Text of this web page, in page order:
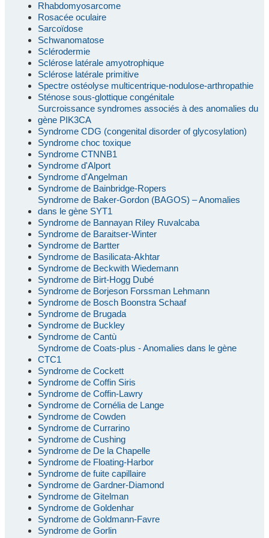
Rhabdomyosarcome
Rosacée oculaire
Sarcoïdose
Schwanomatose
Sclérodermie
Sclérose latérale amyotrophique
Sclérose latérale primitive
Spectre ostéolyse multicentrique-nodulose-arthropathie
Sténose sous-glottique congénitale
Surcroissance syndromes associés à des anomalies du
gène PIK3CA
Syndrome CDG (congenital disorder of glycosylation)
Syndrome choc toxique
Syndrome CTNNB1
Syndrome d'Alport
Syndrome d'Angelman
Syndrome de Bainbridge-Ropers
Syndrome de Baker-Gordon (BAGOS) – Anomalies
dans le gène SYT1
Syndrome de Bannayan Riley Ruvalcaba
Syndrome de Baraitser-Winter
Syndrome de Bartter
Syndrome de Basilicata-Akhtar
Syndrome de Beckwith Wiedemann
Syndrome de Birt-Hogg Dubé
Syndrome de Borjeson Forssman Lehmann
Syndrome de Bosch Boonstra Schaaf
Syndrome de Brugada
Syndrome de Buckley
Syndrome de Cantù
Syndrome de Coats-plus - Anomalies dans le gène
CTC1
Syndrome de Cockett
Syndrome de Coffin Siris
Syndrome de Coffin-Lawry
Syndrome de Cornélia de Lange
Syndrome de Cowden
Syndrome de Currarino
Syndrome de Cushing
Syndrome de De la Chapelle
Syndrome de Floating-Harbor
Syndrome de fuite capillaire
Syndrome de Gardner-Diamond
Syndrome de Gitelman
Syndrome de Goldenhar
Syndrome de Goldmann-Favre
Syndrome de Gorlin